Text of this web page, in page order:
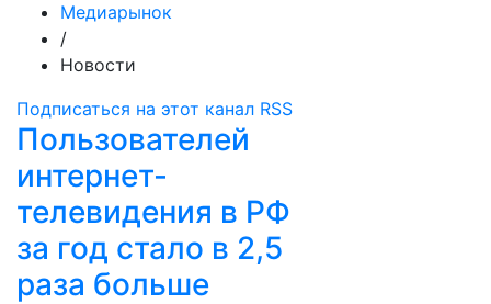
Медиарынок
/
Новости
Подписаться на этот канал RSS
Пользователей
интернет-
телевидения в РФ
за год стало в 2,5
раза больше